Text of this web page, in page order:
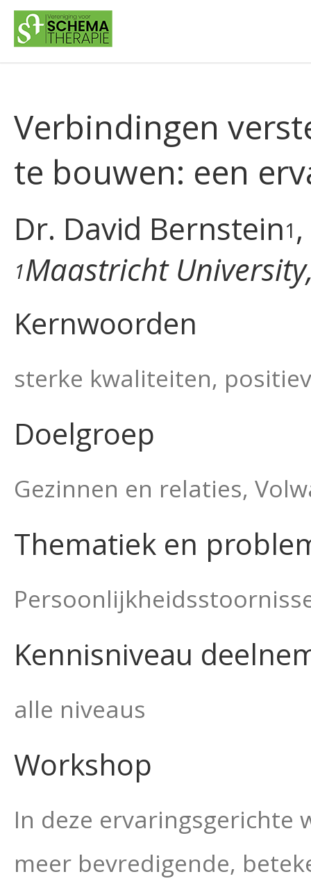
Verbindingen
te bouwen: een
Dr. David Bernstein1
1Maastricht
Kernwoorden
sterke kwaliteiten,
Doelgroep
Gezinnen en relaties,
Thematiek en
Kennisniveau
alle niveaus
Workshop
In deze ervaringsgerichte
meer bevredigende,